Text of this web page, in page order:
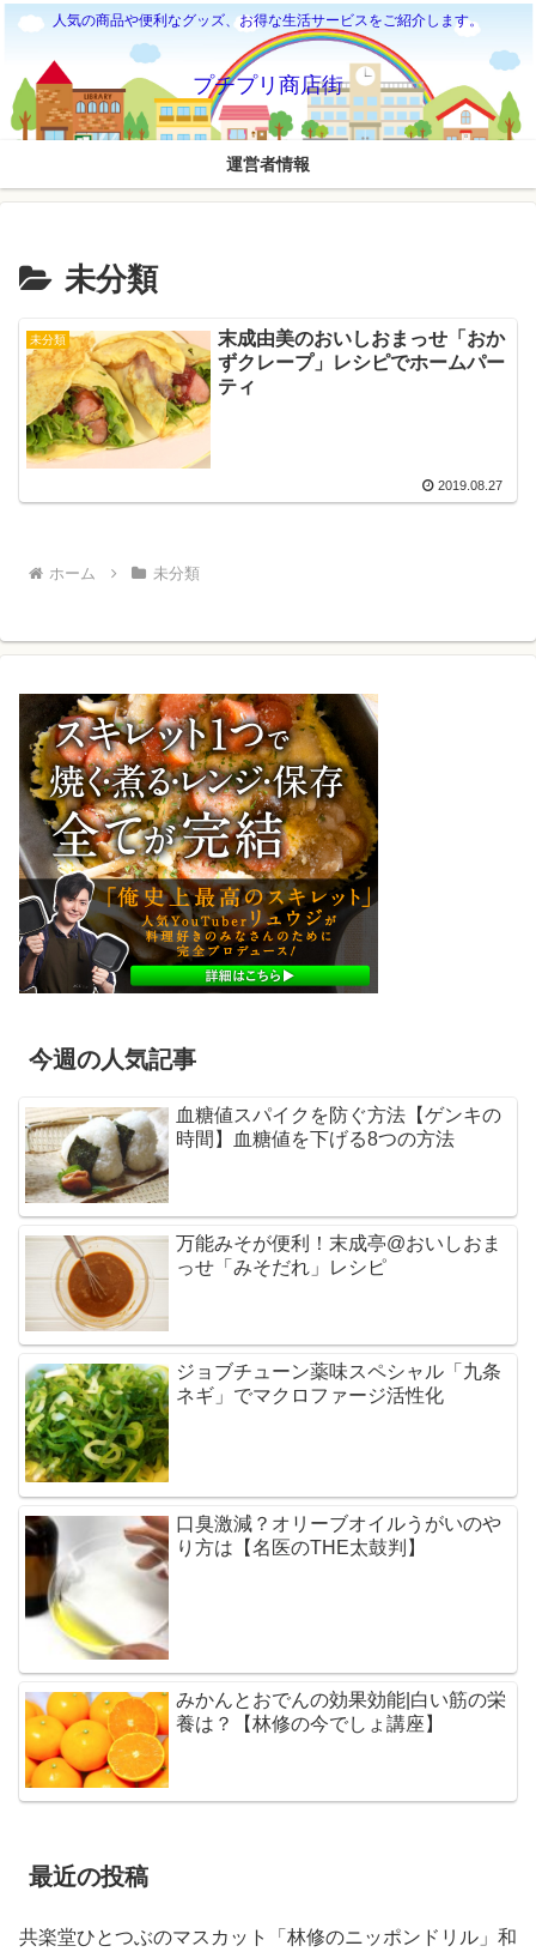
人気の商品や便利なグッズ、お得な生活サービスをご紹介します。
プチプリ商店街
運営者情報
未分類
未分類
末成由美のおいしおまっせ「おか
ずクレープ」レシピでホームパー
ティ
2019.08.27
ホーム 未分類
今週の人気記事
血糖値スパイクを防ぐ方法【ゲンキの
時間】血糖値を下げる8つの方法
万能みそが便利！末成亭@おいしおま
っせ「みそだれ」レシピ
ジョブチューン薬味スペシャル「九条
ネギ」でマクロファージ活性化
口臭激減？オリーブオイルうがいのや
り方は【名医のTHE太鼓判】
みかんとおでんの効果効能|白い筋の栄
養は？【林修の今でしょ講座】
最近の投稿
共楽堂ひとつぶのマスカット「林修のニッポンドリル」和